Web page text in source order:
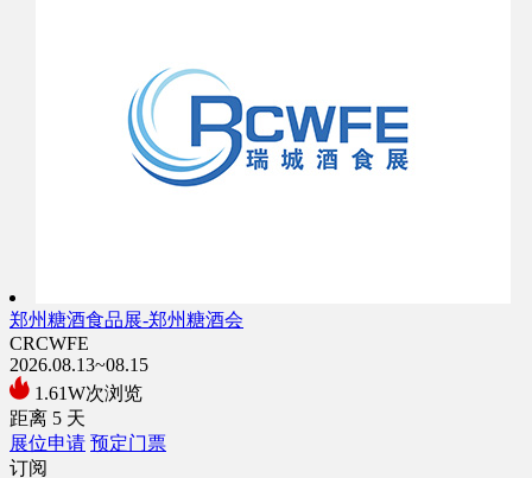
郑州糖酒食品展-郑州糖酒会
CRCWFE
2026.08.13~08.15
1.61W次浏览
距离 5 天
展位申请 预定门票
订阅